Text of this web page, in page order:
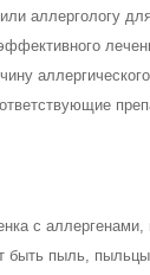
аллергологу
с
быть пыль,